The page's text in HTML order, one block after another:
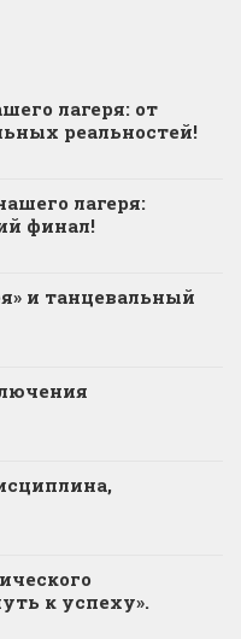
лагеря: от
реальностей!
лагеря:
финал!
и танцевальный
к успеху».